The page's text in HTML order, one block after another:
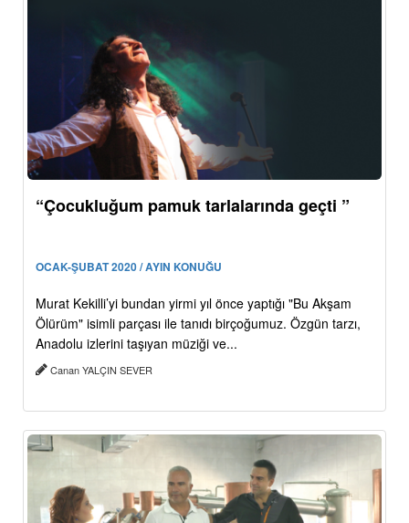
“Çocukluğum pamuk tarlalarında geçti ”
OCAK-ŞUBAT 2020 / AYIN KONUĞU
Murat Kekilli’yi bundan yirmi yıl önce yaptığı "Bu Akşam
Ölürüm" isimli parçası ile tanıdı birçoğumuz. Özgün tarzı,
Anadolu izlerini taşıyan müziği ve...
Canan YALÇIN SEVER